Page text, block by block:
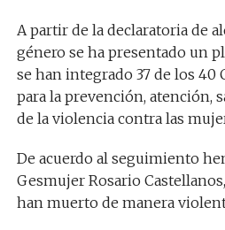
A partir de la declaratoria de
género se ha presentado un
se han integrado 37 de los 40
para la prevención, atención,
de la violencia contra las
De acuerdo al seguimiento
Gesmujer Rosario
han muerto de manera